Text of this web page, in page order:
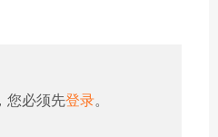
您必须先登录。